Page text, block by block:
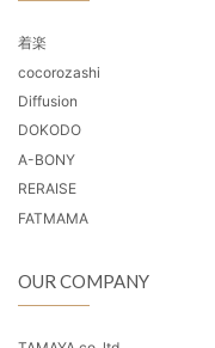
着楽
cocorozashi
Diffusion
DOKODO
A-BONY
RERAISE
FATMAMA
OUR COMPANY